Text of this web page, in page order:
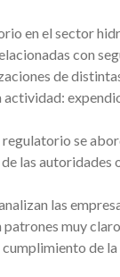
en el sector
con
de
actividad:
se
las autoridades
las
muy
de